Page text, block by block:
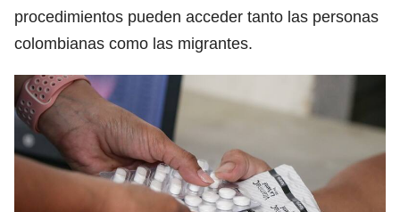
procedimientos pueden acceder tanto las personas
colombianas como las migrantes.